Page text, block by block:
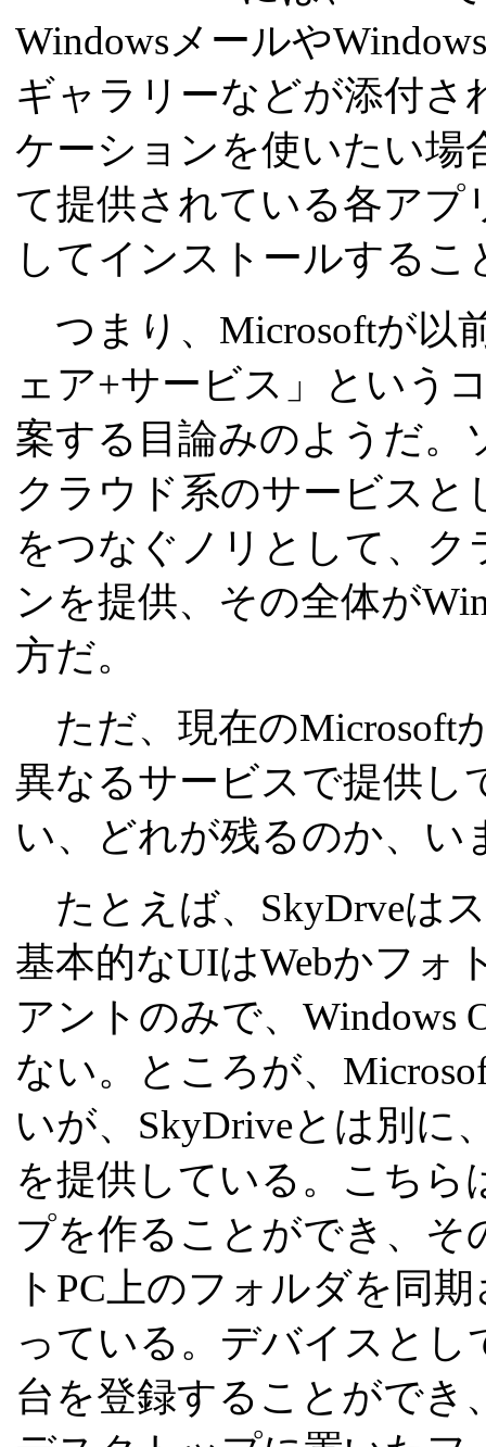
Windowsメールや
ギャラリーなどが添付
ケーションを使いたい場
て提供されている各アプ
してインストールする
つまり、Microsoftが以
ェア+サービス」という
案する目論みのようだ。
クラウド系のサービス
をつなぐノリとして、
ンを提供、その全体が
方だ。
ただ、現在のMicrosoft
異なるサービスで提供し
い、どれが残るのか、
たとえば、SkyDrveは
基本的なUIはWebかフォ
アントのみで、Windows
ない。ところが、
いが、SkyDriveとは別に
を提供している。こち
プを作ることができ、
トPC上のフォルダを同
っている。デバイスとし
台を登録することができ